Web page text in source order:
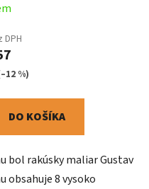
DPH
%)
DO KOŠÍKA
bol rakúsky maliar Gustav
8 vysoko